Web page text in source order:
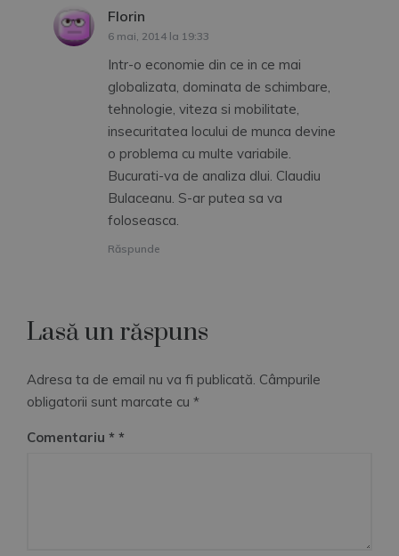
Florin
6 mai, 2014 la 19:33
Intr-o economie din ce in ce mai
globalizata, dominata de schimbare,
tehnologie, viteza si mobilitate,
insecuritatea locului de munca devine
o problema cu multe variabile.
Bucurati-va de analiza dlui. Claudiu
Bulaceanu. S-ar putea sa va
foloseasca.
Răspunde
Lasă un răspuns
Adresa ta de email nu va fi publicată. Câmpurile
obligatorii sunt marcate cu *
Comentariu *